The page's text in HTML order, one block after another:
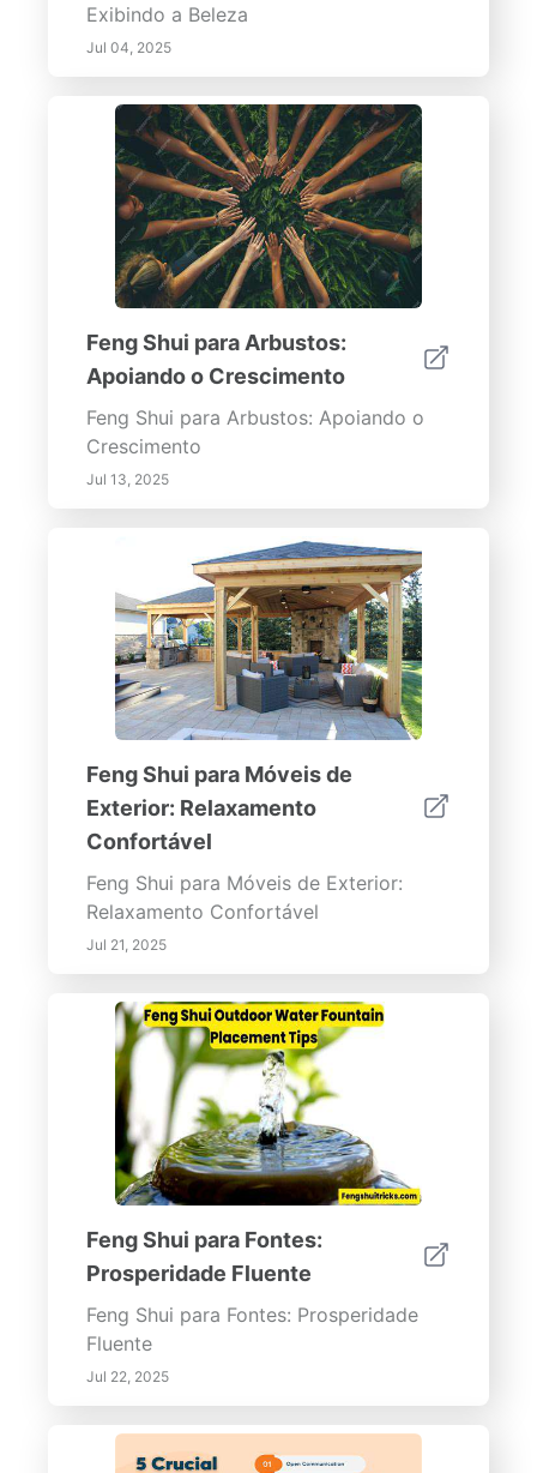
Exibindo a Beleza
Jul 04, 2025
Feng Shui para Arbustos:
Apoiando o Crescimento
Feng Shui para Arbustos: Apoiando o
Crescimento
Jul 13, 2025
Feng Shui para Móveis de
Exterior: Relaxamento
Confortável
Feng Shui para Móveis de Exterior:
Relaxamento Confortável
Jul 21, 2025
Feng Shui para Fontes:
Prosperidade Fluente
Feng Shui para Fontes: Prosperidade
Fluente
Jul 22, 2025